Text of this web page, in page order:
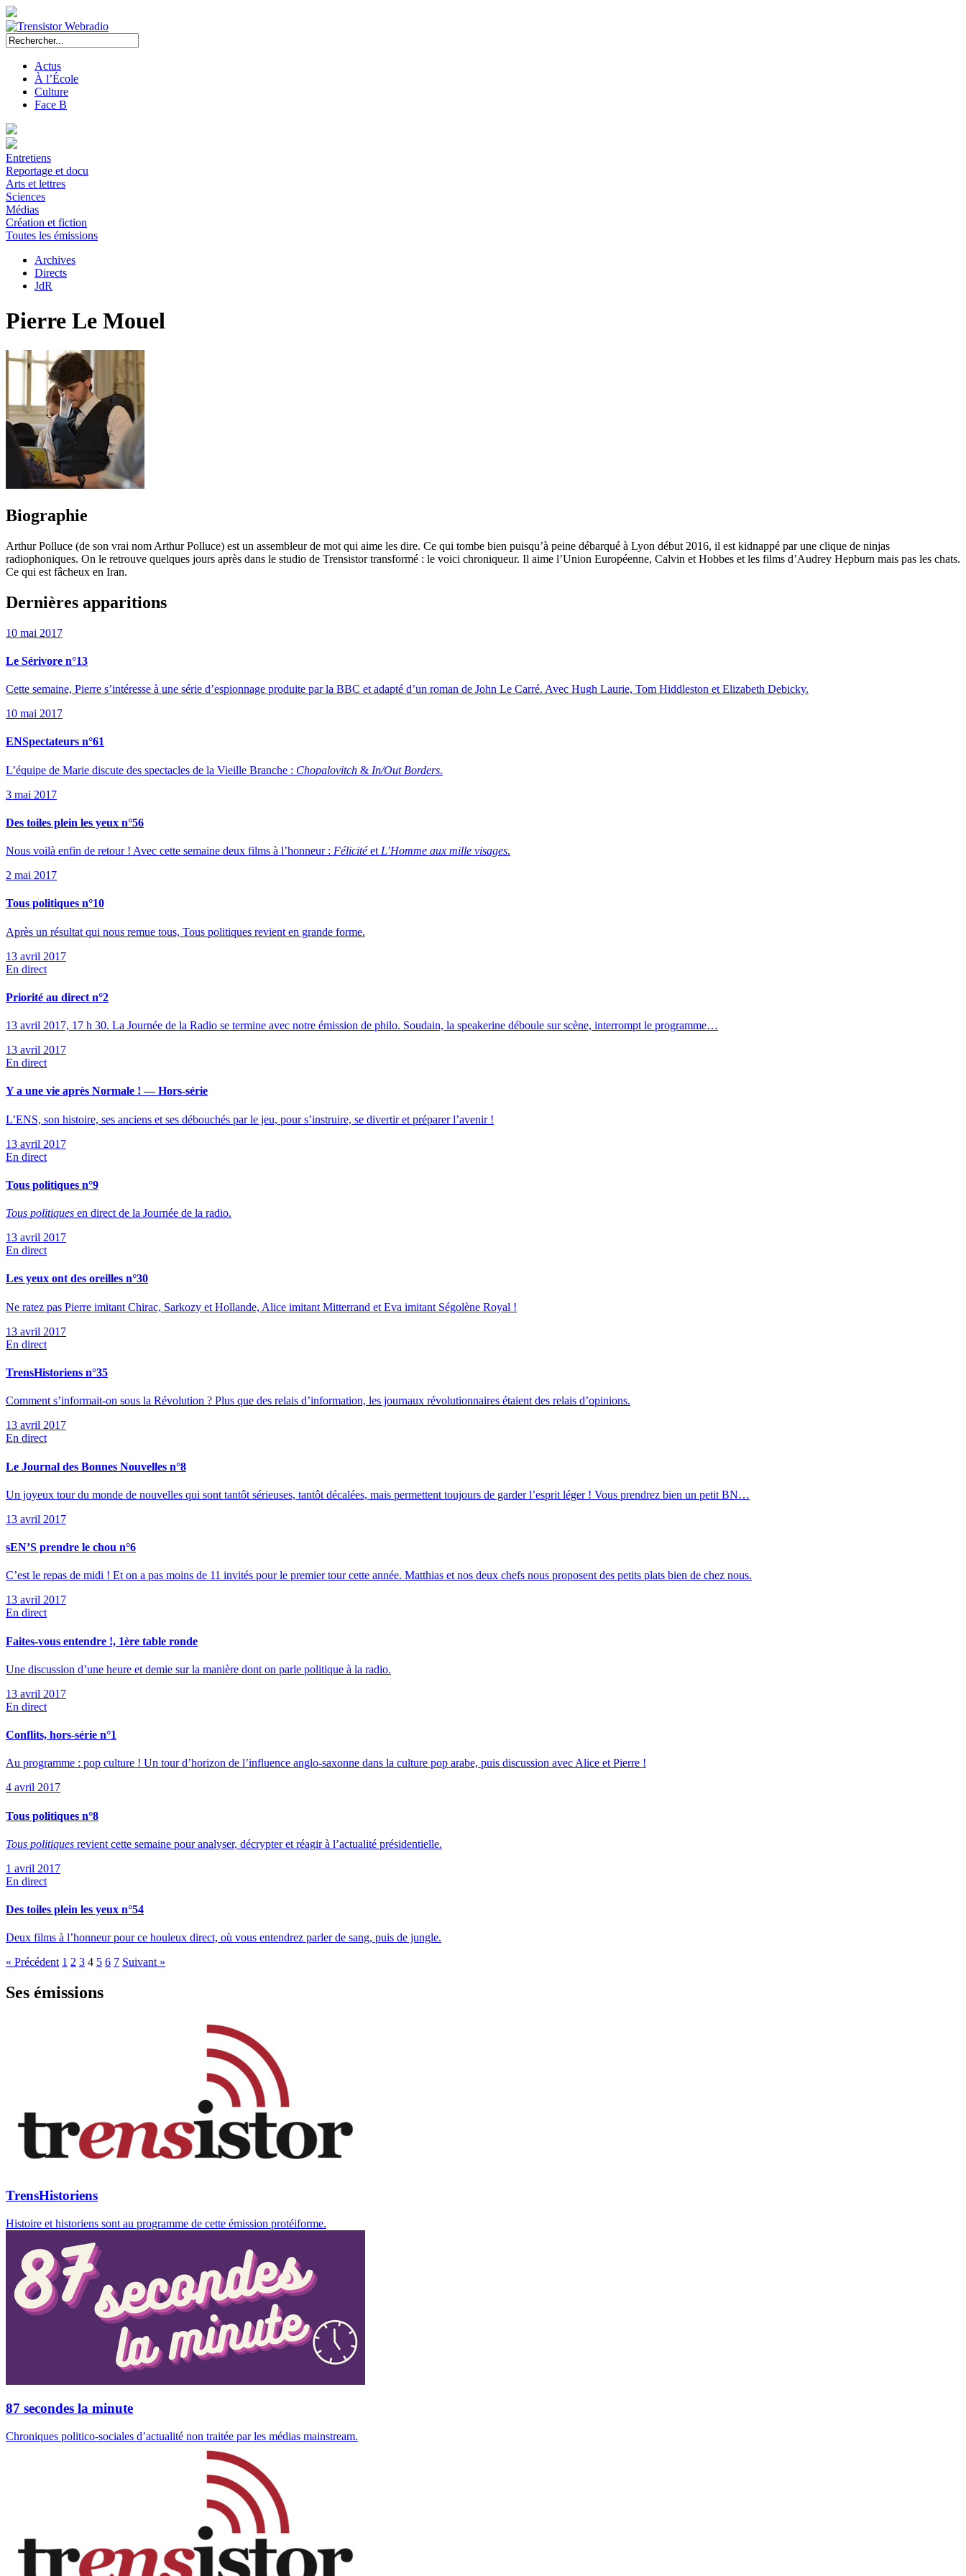
Actus
À l’École
Culture
Face B
Entretiens
Reportage et docu
Arts et lettres
Sciences
Médias
Création et fiction
Toutes les émissions
Archives
Directs
JdR
Pierre Le Mouel
Biographie
Arthur Polluce (de son vrai nom Arthur Polluce) est un assembleur de mot qui aime les dire. Ce qui tombe bien puisqu’à peine débarqué à Lyon début 2016, il est kidnappé par une clique de ninjas
radiophoniques. On le retrouve quelques jours après dans le studio de Trensistor transformé : le voici chroniqueur. Il aime l’Union Européenne, Calvin et Hobbes et les films d’Audrey Hepburn mais pas les chats.
Ce qui est fâcheux en Iran.
Dernières apparitions
10 mai 2017
Le Sérivore n°13
Cette semaine, Pierre s’intéresse à une série d’espionnage produite par la BBC et adapté d’un roman de John Le Carré. Avec Hugh Laurie, Tom Hiddleston et Elizabeth Debicky.
10 mai 2017
ENSpectateurs n°61
L’équipe de Marie discute des spectacles de la Vieille Branche : Chopalovitch & In/Out Borders.
3 mai 2017
Des toiles plein les yeux n°56
Nous voilà enfin de retour ! Avec cette semaine deux films à l’honneur : Félicitéet L’Homme aux mille visages.
2 mai 2017
Tous politiques n°10
Après un résultat qui nous remue tous, Tous politiques revient en grande forme.
13 avril 2017
En direct
Priorité au direct n°2
13 avril 2017, 17 h 30. La Journée de la Radio se termine avec notre émission de philo. Soudain, la speakerine déboule sur scène, interrompt le programme…
13 avril 2017
En direct
Y a une vie après Normale ! — Hors-série
L’ENS, son histoire, ses anciens et ses débouchés par le jeu, pour s’instruire, se divertir et préparer l’avenir !
13 avril 2017
En direct
Tous politiques n°9
Tous politiques en direct de la Journée de la radio.
13 avril 2017
En direct
Les yeux ont des oreilles n°30
Ne ratez pas Pierre imitant Chirac, Sarkozy et Hollande, Alice imitant Mitterrand et Eva imitant Ségolène Royal !
13 avril 2017
En direct
TrensHistoriens n°35
Comment s’informait-on sous la Révolution ? Plus que des relais d’information, les journaux révolutionnaires étaient des relais d’opinions.
13 avril 2017
En direct
Le Journal des Bonnes Nouvelles n°8
Un joyeux tour du monde de nouvelles qui sont tantôt sérieuses, tantôt décalées, mais permettent toujours de garder l’esprit léger ! Vous prendrez bien un petit BN…
13 avril 2017
sEN’S prendre le chou n°6
C’est le repas de midi ! Et on a pas moins de 11 invités pour le premier tour cette année. Matthias et nos deux chefs nous proposent des petits plats bien de chez nous.
13 avril 2017
En direct
Faites-vous entendre !, 1ère table ronde
Une discussion d’une heure et demie sur la manière dont on parle politique à la radio.
13 avril 2017
En direct
Conflits, hors-série n°1
Au programme : pop culture ! Un tour d’horizon de l’influence anglo-saxonne dans la culture pop arabe, puis discussion avec Alice et Pierre !
4 avril 2017
Tous politiques n°8
Tous politiques revient cette semaine pour analyser, décrypter et réagir à l’actualité présidentielle.
1 avril 2017
En direct
Des toiles plein les yeux n°54
Deux films à l’honneur pour ce houleux direct, où vous entendrez parler de sang, puis de jungle.
« Précédent 1 2 3 4 5 6 7 Suivant »
Ses émissions
TrensHistoriens
Histoire et historiens sont au programme de cette émission protéiforme.
87 secondes la minute
Chroniques politico-sociales d’actualité non traitée par les médias mainstream.